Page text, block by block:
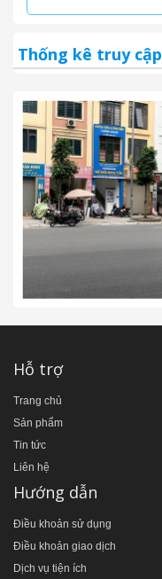
Thống kê truy cập
Hỗ trợ
Trang chủ
Sản phẩm
Tin tức
Liên hệ
Hướng dẫn
Điều khoản sử dụng
Điều khoản giao dịch
Dịch vụ tiện ích